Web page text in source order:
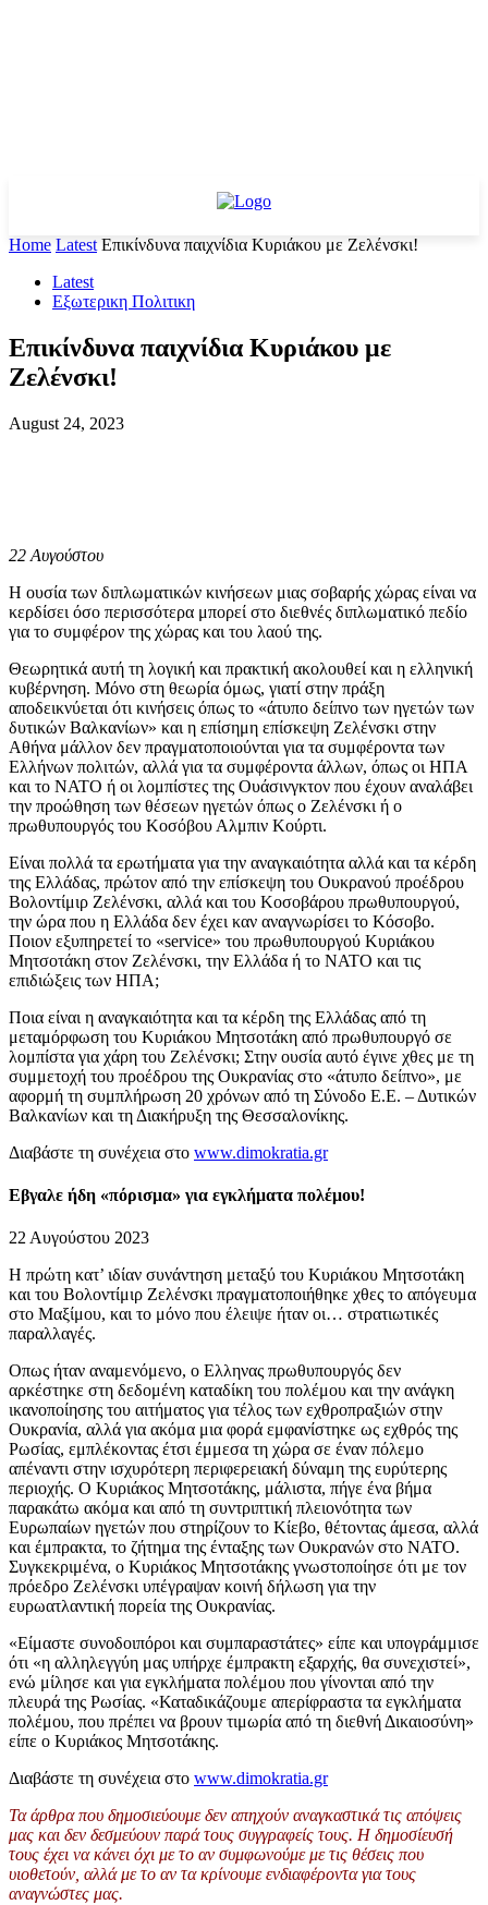
Home Latest Επικίνδυνα παιχνίδια Κυριάκου με Ζελένσκι!
Latest
Εξωτερικη Πολιτικη
Επικίνδυνα παιχνίδια Κυριάκου με
Ζελένσκι!
August 24, 2023
22 Αυγούστου
Η ουσία των διπλωματικών κινήσεων μιας σοβαρής χώρας είναι να
κερδίσει όσο περισσότερα μπορεί στο διεθνές διπλωματικό πεδίο
για το συμφέρον της χώρας και του λαού της.
Θεωρητικά αυτή τη λογική και πρακτική ακολουθεί και η ελληνική
κυβέρνηση. Μόνο στη θεωρία όμως, γιατί στην πράξη
αποδεικνύεται ότι κινήσεις όπως το «άτυπο δείπνο των ηγετών των
δυτικών Βαλκανίων» και η επίσημη επίσκεψη Ζελένσκι στην
Αθήνα μάλλον δεν πραγματοποιούνται για τα συμφέροντα των
Ελλήνων πολιτών, αλλά για τα συμφέροντα άλλων, όπως οι ΗΠΑ
και το ΝΑΤΟ ή οι λομπίστες της Ουάσινγκτον που έχουν αναλάβει
την προώθηση των θέσεων ηγετών όπως ο Ζελένσκι ή ο
πρωθυπουργός του Κοσόβου Αλμπιν Κούρτι.
Είναι πολλά τα ερωτήματα για την αναγκαιότητα αλλά και τα κέρδη
της Ελλάδας, πρώτον από την επίσκεψη του Ουκρανού προέδρου
Βολοντίμιρ Ζελένσκι, αλλά και του Κοσοβάρου πρωθυπουργού,
την ώρα που η Ελλάδα δεν έχει καν αναγνωρίσει το Κόσοβο.
Ποιον εξυπηρετεί το «service» του πρωθυπουργού Κυριάκου
Μητσοτάκη στον Ζελένσκι, την Ελλάδα ή το ΝΑΤΟ και τις
επιδιώξεις των ΗΠΑ;
Ποια είναι η αναγκαιότητα και τα κέρδη της Ελλάδας από τη
μεταμόρφωση του Κυριάκου Μητσοτάκη από πρωθυπουργό σε
λομπίστα για χάρη του Ζελένσκι; Στην ουσία αυτό έγινε χθες με τη
συμμετοχή του προέδρου της Ουκρανίας στο «άτυπο δείπνο», με
αφορμή τη συμπλήρωση 20 χρόνων από τη Σύνοδο Ε.Ε. – Δυτικών
Βαλκανίων και τη Διακήρυξη της Θεσσαλονίκης.
Διαβάστε τη συνέχεια στο www.dimokratia.gr
Εβγαλε ήδη «πόρισμα» για εγκλήματα πολέμου!
22 Αυγούστου 2023
Η πρώτη κατ’ ιδίαν συνάντηση μεταξύ του Κυριάκου Μητσοτάκη
και του Βολοντίμιρ Ζελένσκι πραγματοποιήθηκε χθες το απόγευμα
στο Μαξίμου, και το μόνο που έλειψε ήταν οι… στρατιωτικές
παραλλαγές.
Οπως ήταν αναμενόμενο, ο Ελληνας πρωθυπουργός δεν
αρκέστηκε στη δεδομένη καταδίκη του πολέμου και την ανάγκη
ικανοποίησης του αιτήματος για τέλος των εχθροπραξιών στην
Ουκρανία, αλλά για ακόμα μια φορά εμφανίστηκε ως εχθρός της
Ρωσίας, εμπλέκοντας έτσι έμμεσα τη χώρα σε έναν πόλεμο
απέναντι στην ισχυρότερη περιφερειακή δύναμη της ευρύτερης
περιοχής. Ο Κυριάκος Μητσοτάκης, μάλιστα, πήγε ένα βήμα
παρακάτω ακόμα και από τη συντριπτική πλειονότητα των
Ευρωπαίων ηγετών που στηρίζουν το Κίεβο, θέτοντας άμεσα, αλλά
και έμπρακτα, το ζήτημα της ένταξης των Ουκρανών στο ΝΑΤΟ.
Συγκεκριμένα, ο Κυριάκος Μητσοτάκης γνωστοποίησε ότι με τον
πρόεδρο Ζελένσκι υπέγραψαν κοινή δήλωση για την
ευρωατλαντική πορεία της Ουκρανίας.
«Είμαστε συνοδοιπόροι και συμπαραστάτες» είπε και υπογράμμισε
ότι «η αλληλεγγύη μας υπήρχε έμπρακτη εξαρχής, θα συνεχιστεί»,
ενώ μίλησε και για εγκλήματα πολέμου που γίνονται από την
πλευρά της Ρωσίας. «Καταδικάζουμε απερίφραστα τα εγκλήματα
πολέμου, που πρέπει να βρουν τιμωρία από τη διεθνή Δικαιοσύνη»
είπε ο Κυριάκος Μητσοτάκης.
Διαβάστε τη συνέχεια στο www.dimokratia.gr
Τα άρθρα που δημοσιεύουμε δεν απηχούν αναγκαστικά τις απόψεις
μας και δεν δεσμεύουν παρά τους συγγραφείς τους. Η δημοσίευσή
τους έχει να κάνει όχι με το αν συμφωνούμε με τις θέσεις που
υιοθετούν, αλλά με το αν τα κρίνουμε ενδιαφέροντα για τους
αναγνώστες μας.